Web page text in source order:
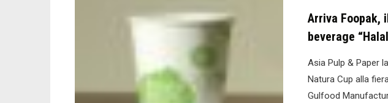
Arriva Foopak,
beverage
Asia Pulp & Paper
Natura Cup alla
Gulfood